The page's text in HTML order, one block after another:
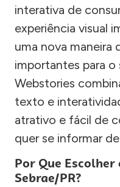
interativa de
experiência visual
uma nova maneira
importantes para o
Webstories
texto e
atrativo e fácil de
quer se informar
Por Que
Sebrae/PR?